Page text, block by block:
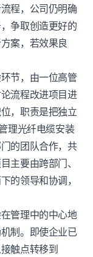
程，公司仍明确
争取创造更好的
案，若效果良
环节，由一位高管
流程改进项目进
，职责是把独立
理光纤电缆安装
的团队合作，共
主要由跨部门、
的领导和协调，
在管理中的中心地
制。即使企业已
触点转移到